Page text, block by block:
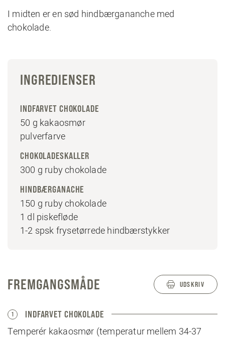
I midten er en sød hindbærgananche med
chokolade.
INGREDIENSER
INDFARVET CHOKOLADE
50 g kakaosmør
pulverfarve
CHOKOLADESKALLER
300 g ruby chokolade
HINDBÆRGANACHE
150 g ruby chokolade
1 dl piskefløde
1-2 spsk frysetørrede hindbærstykker
FREMGANGSMÅDE UDSKRIV
1 INDFARVET CHOKOLADE
Temperér kakaosmør (temperatur mellem 34-37